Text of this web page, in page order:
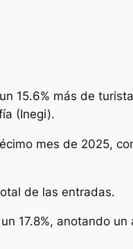
15.6% más de
(Inegi).
mes de 2025,
de las entradas.
17.8%, anotando